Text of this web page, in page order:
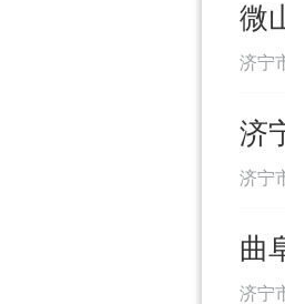
微
济宁
济
济宁
曲
济宁